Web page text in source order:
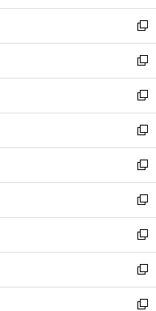
開
く
ウ
で
開
く
ン
ド
ウ
で
開
く
ウ
ィ
ン
ド
ウ
で
開
く
新
し
い
ウ
ィ
ン
ド
ウ
で
開
く
新
し
い
ウ
ィ
ン
ド
ウ
で
開
く
新
し
い
ウ
ィ
ン
ド
ウ
で
開
く
新
し
い
ウ
ィ
ン
ド
ウ
で
開
く
新
し
い
ウ
ィ
ン
ド
ウ
で
新
し
い
ウ
ィ
ン
ド
新
し
い
ウ
ィ
新
し
い
新